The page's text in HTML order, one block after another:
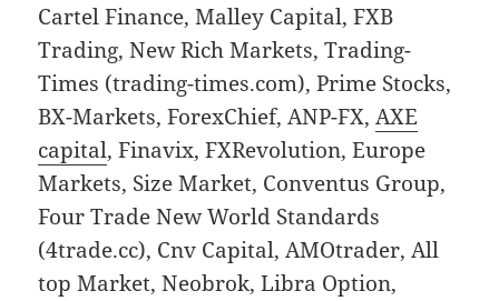
Cartel Finance, Malley Capital, FXB
Trading, New Rich Markets, Trading-
Times (trading-times.com), Prime Stocks,
BX-Markets, ForexChief, ANP-FX,AXE
capital, Finavix, FXRevolution, Europe
Markets, Size Market, Conventus Group,
Four Trade New World Standards
(4trade.cc), Cnv Capital, AMOtrader, All
top Market, Neobrok, Libra Option,